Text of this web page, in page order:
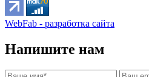
WebFab - разработка сайта
Напишите нам